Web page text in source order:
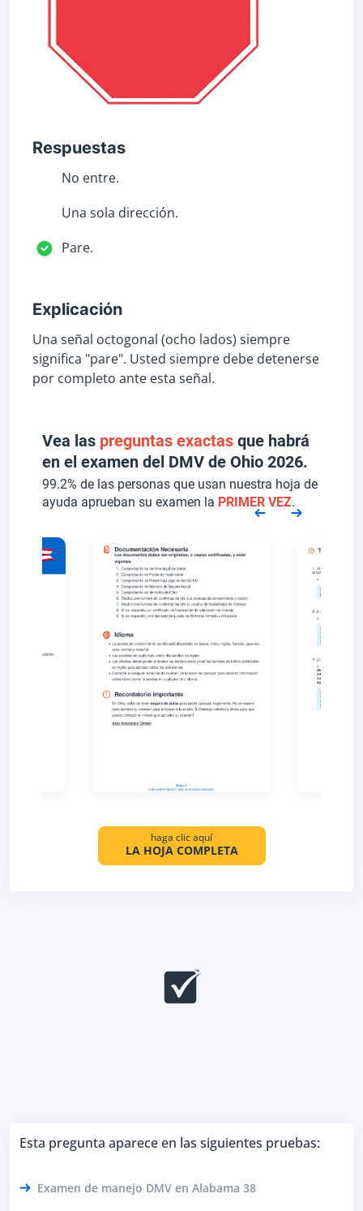
Respuestas
No entre.
Una sola dirección.
Pare.
Explicación
Una señal octogonal (ocho lados) siempre
significa "pare". Usted siempre debe detenerse
por completo ante esta señal.
Vea las preguntas exactas que habrá
en el examen del DMV de Ohio 2026.
99.2% de las personas que usan nuestra hoja de
ayuda aprueban su examen la PRIMER VEZ.
haga clic aquí
LA HOJA COMPLETA
Esta pregunta aparece en las siguientes pruebas:
Examen de manejo DMV en Alabama 38